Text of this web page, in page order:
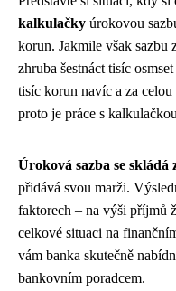
kalkulačky úrokovou
korun. Jakmile však sazbu
zhruba šestnáct tisíc
tisíc korun navíc a za
proto je práce s
Úroková sazba se skládá
přidává svou marži.
faktorech – na výši příjmů
celkové situaci na
vám banka skutečně
bankovním poradcem.